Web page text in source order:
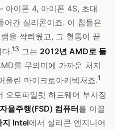
이폰 4, 아이폰 4S, 초대
어간 실리콘이죠. 이 칩들은
을 싹틔웠고, 그 혈통이 끝
.13 그는 2012년 AMD로 돌
를 무의미에 가까운 처지
올린 마이크로아키텍처죠.1
오토파일럿 하드웨어 부사장
율주행(FSD) 컴퓨터를 이끌
지 Intel에서 실리콘 엔지니어